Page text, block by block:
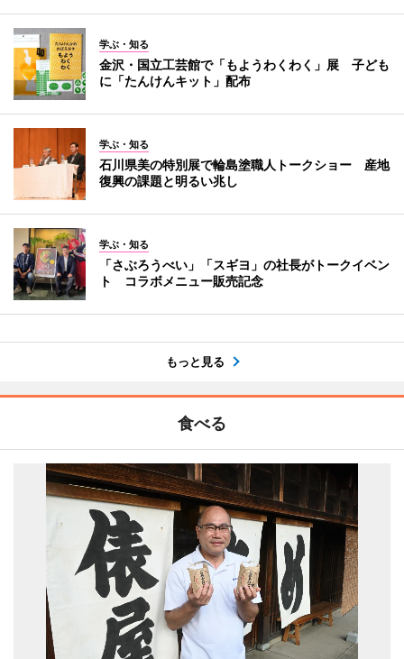
学ぶ・知る
金沢・国立工芸館で「もようわくわく」展 子ども
に「たんけんキット」配布
学ぶ・知る
石川県美の特別展で輪島塗職人トークショー 産地
復興の課題と明るい兆し
学ぶ・知る
「さぶろうべい」「スギヨ」の社長がトークイベン
ト コラボメニュー販売記念
もっと見る
食べる